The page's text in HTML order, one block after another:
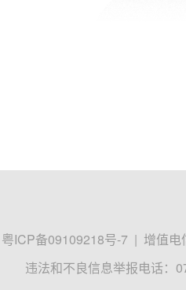
粤ICP备09109218号-7 | 增值电
违法和不良信息举报电话：